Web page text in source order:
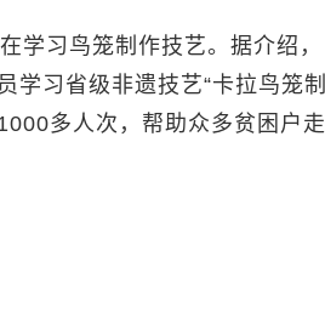
学习鸟笼制作技艺。据介绍，
学习省级非遗技艺“卡拉鸟笼制
多人次，帮助众多贫困户走